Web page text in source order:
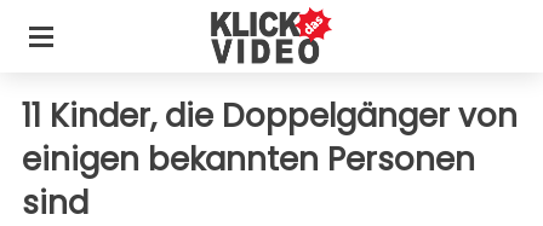
11 Kinder, die Doppelgänger von
einigen bekannten Personen
sind